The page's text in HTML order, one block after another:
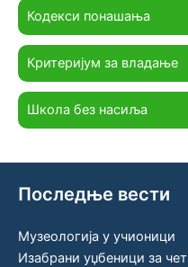
Кодекси понашања
Критеријум за владање
Школа без насиља
Последње вести
Музеологија у учионици
Изабрани уџбеници за